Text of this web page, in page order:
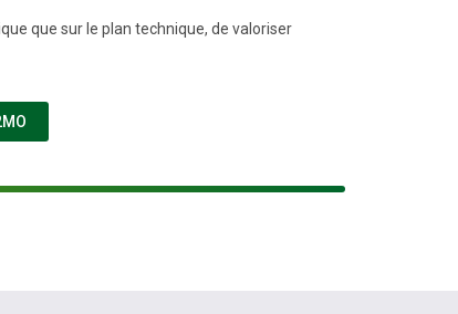
que sur le plan technique, de valoriser
FENÊTRE)